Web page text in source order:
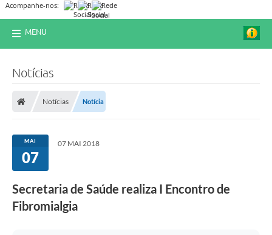
Acompanhe-nos:
MENU
Notícias
Notícias Notícia
MAI
07
07 MAI 2018
Secretaria de Saúde realiza I Encontro de
Fibromialgia